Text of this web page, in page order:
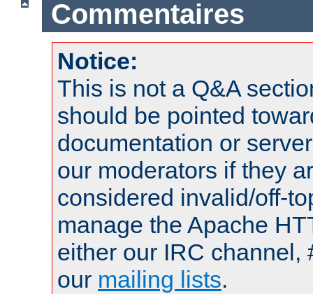
Commentaires
Notice:
This is not a Q&A
should be pointed
documentation or
our moderators if they
considered invalid/off-
manage the Apache
either our IRC channel,
our mailing lists.